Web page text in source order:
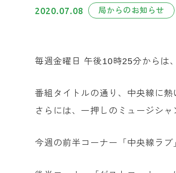
2020.07.08 局からのお知らせ
毎週金曜日 午後10時25分からは、
番組タイトルの通り、中央線に
さらには、一押しのミュージシャ
今週の前半コーナー「中央線ラ